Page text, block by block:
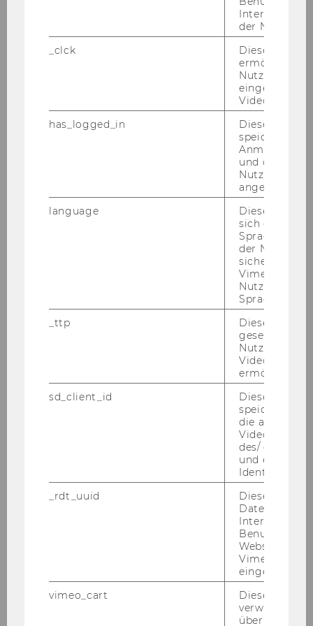
der Nutzer*in
_clck
Dieses Cookie
ermöglicht
Nutzung des
Video Players
has_logged_in
Dieses Cookie
speichert
und ob sich
Nutzer*in
angemeldet
language
Dieses
sich die
der
Vimeo in der
Nutzer
Sprache
_ttp
Dieser
gesetzt, um
Nutzung des
Videoplayers
ermöglichen
sd_client_id
Dieses Cookie
speichert
die aktuellen
des/ der
und einen
_rdt_uuid
Dieses
Daten über
Interaktionen
Websites, auf
Vimeo-Video
eingebettet
vimeo_cart
Dieses
verwendet,
überprüfen,